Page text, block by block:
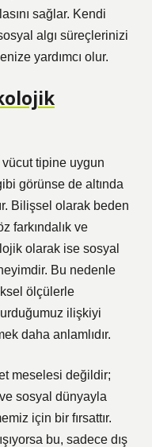
sağlar. Kendi
algı süreçlerinizi
yardımcı olur.
tipine uygun
görünse de altında
Bilişsel olarak beden
farkındalık ve
olarak ise sosyal
Bu nedenle
ölçülerle
ilişkiyi
daha anlamlıdır.
meselesi değildir;
ve sosyal dünyayla
için bir fırsattır.
bu, sadece dış